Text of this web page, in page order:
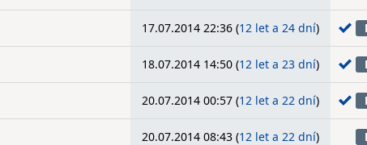
17.07.2014 22:36 (12 let a 24 dní)
18.07.2014 14:50 (12 let a 23 dní)
20.07.2014 00:57 (12 let a 22 dní)
20.07.2014 08:43 (12 let a 22 dní)